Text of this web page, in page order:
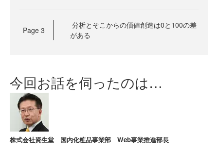
Page 3
分析とそこからの価値創造は0と100の差
がある
今回お話を伺ったのは…
株式会社資生堂 国内化粧品事業部 Web事業推進部長